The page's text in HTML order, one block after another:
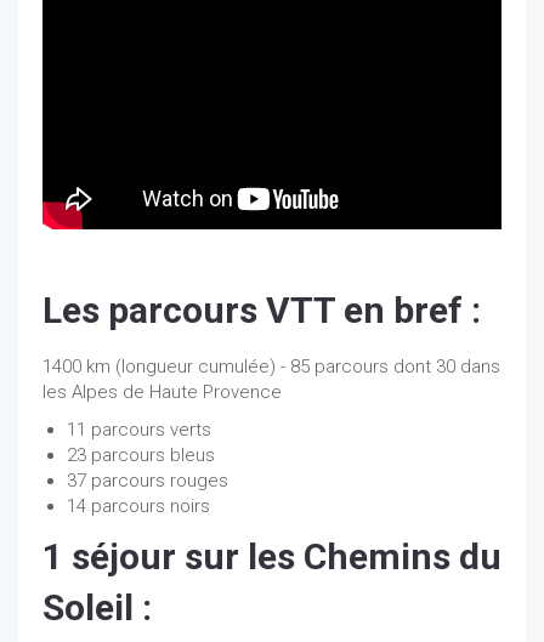
Les parcours VTT en bref :
1400 km (longueur cumulée) - 85 parcours dont 30 dans
les Alpes de Haute Provence
11 parcours verts
23 parcours bleus
37 parcours rouges
14 parcours noirs
1 séjour sur les Chemins du
Soleil :